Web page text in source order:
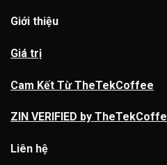
Giới thiệu
Giá trị
Cam Kết Từ TheTekCoffee
ZIN VERIFIED by
Liên hệ